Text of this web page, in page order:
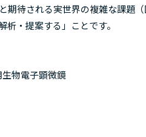
期待される実世界の複雑な課題
・提案する」ことです。
物電子顕微鏡